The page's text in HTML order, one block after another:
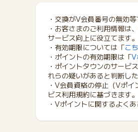
・交換がV会員番号の無効
・お客さまのご利用情報は
サービス向上に役立てます。
・有効期限については「こ
・ポイントの有効期限は「V
・ポイントタウンのサービ
れらの疑いがあると判断し
・V会員資格の停止（Vポ
ビス利用規約に基づきます。
・Vポイントに関するよく